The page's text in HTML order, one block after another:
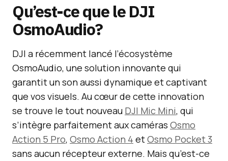
Qu’est-ce que le DJI
OsmoAudio?
DJI a récemment lancé l’écosystème
OsmoAudio, une solution innovante qui
garantit un son aussi dynamique et captivant
que vos visuels. Au cœur de cette innovation
se trouve le tout nouveau DJI Mic Mini, qui
s’intègre parfaitement aux caméras Osmo
Action 5 Pro, Osmo Action 4 etOsmo Pocket 3
sans aucun récepteur externe. Mais qu’est-ce